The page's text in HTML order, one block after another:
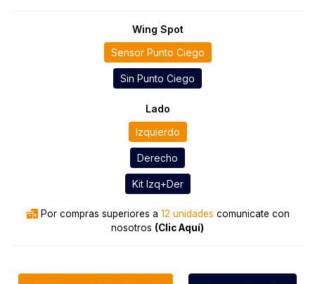
Wing Spot
Sensor Punto Ciego
Sin Punto Ciego
Lado
Izquierdo
Derecho
Kit Izq+Der
Por compras superiores a 12 unidades comunicate con
nosotros (Clic Aquí)